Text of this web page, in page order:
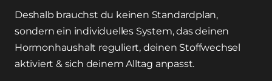
Deshalb brauchst du keinen Standardplan,
sondern ein individuelles System, das deinen
Hormonhaushalt reguliert, deinen Stoffwechsel
aktiviert & sich deinem Alltag anpasst.